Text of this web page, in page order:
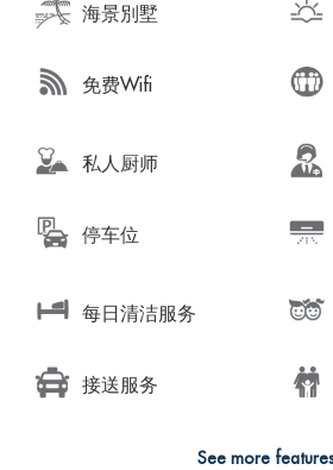
海景別墅
免费Wifi
私人厨师
停车位
每日清洁服务
接送服务
See more